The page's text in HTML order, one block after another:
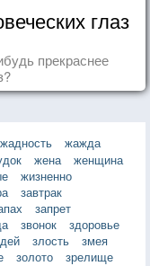
глаз
прекраснее
жадность
жажда
жена
женщина
жизненно
завтрак
запрет
звонок
здоровье
злость
змея
золото
зрелище